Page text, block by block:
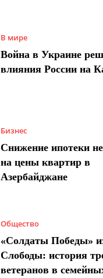
В мире
Война в Украине
влияния России на
Бизнес
Снижение ипотеки
на цены квартир в
Азербайджане
Общество
«Солдаты Победы»
Слободы: история
ветеранов в